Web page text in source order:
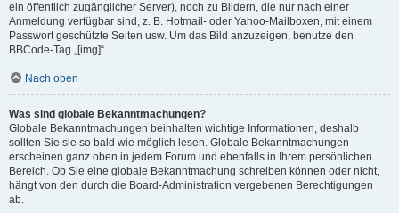
ein öffentlich zugänglicher Server), noch zu Bildern, die nur nach einer
Anmeldung verfügbar sind, z. B. Hotmail- oder Yahoo-Mailboxen, mit einem
Passwort geschützte Seiten usw. Um das Bild anzuzeigen, benutze den
BBCode-Tag „[img]“.
Nach oben
Was sind globale Bekanntmachungen?
Globale Bekanntmachungen beinhalten wichtige Informationen, deshalb
sollten Sie sie so bald wie möglich lesen. Globale Bekanntmachungen
erscheinen ganz oben in jedem Forum und ebenfalls in Ihrem persönlichen
Bereich. Ob Sie eine globale Bekanntmachung schreiben können oder nicht,
hängt von den durch die Board-Administration vergebenen Berechtigungen
ab.